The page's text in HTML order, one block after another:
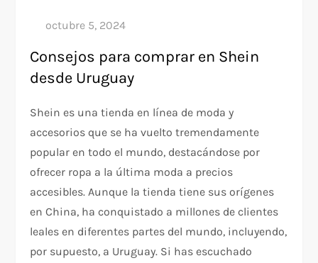
Consejos para comprar en Shein
desde Uruguay
Shein es una tienda en línea de moda y
accesorios que se ha vuelto tremendamente
popular en todo el mundo, destacándose por
ofrecer ropa a la última moda a precios
accesibles. Aunque la tienda tiene sus orígenes
en China, ha conquistado a millones de clientes
leales en diferentes partes del mundo, incluyendo,
por supuesto, a Uruguay. Si has escuchado